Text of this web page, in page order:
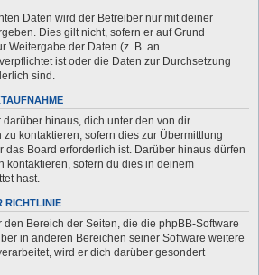
Daten wird der Betreiber nur mit deiner
Dies gilt nicht, sofern er auf Grund
Weitergabe der Daten (z. B. an
ist oder die Daten zur Durchsetzung
sind.
darüber hinaus, dich unter den von dir
kontaktieren, sofern dies zur Übermittlung
das Board erforderlich ist. Darüber hinaus dürfen
kontaktieren, sofern du dies in deinem
hast.
RICHTLINIE
den Bereich der Seiten, die die phpBB-Software
in anderen Bereichen seiner Software weitere
wird er dich darüber gesondert